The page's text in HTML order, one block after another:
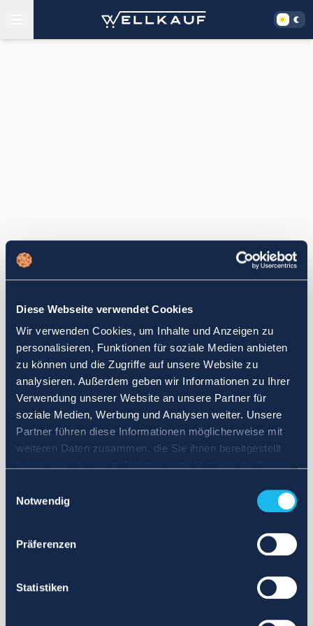
Diese Webseite verwendet Cookies
Wir verwenden Cookies, um Inhalte und Anzeigen zu
personalisieren, Funktionen für soziale Medien anbieten
zu können und die Zugriffe auf unsere Website zu
analysieren. Außerdem geben wir Informationen zu Ihrer
Verwendung unserer Website an unsere Partner für
soziale Medien, Werbung und Analysen weiter. Unsere
Partner führen diese Informationen möglicherweise mit
weiteren Daten zusammen, die Sie ihnen bereitgestellt
Notwendig
Präferenzen
Statistiken